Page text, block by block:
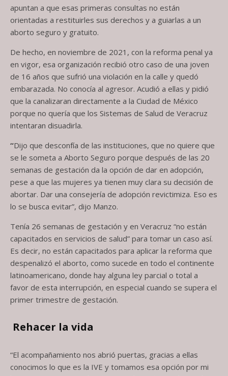
apuntan a que esas primeras consultas no están
orientadas a restituirles sus derechos y a guiarlas a un
aborto seguro y gratuito.
De hecho, en noviembre de 2021, con la reforma penal ya
en vigor, esa organización recibió otro caso de una joven
de 16 años que sufrió una violación en la calle y quedó
embarazada. No conocía al agresor. Acudió a ellas y pidió
que la canalizaran directamente a la Ciudad de México
porque no quería que los Sistemas de Salud de Veracruz
intentaran disuadirla.
“Dijo que desconfía de las instituciones, que no quiere que
se le someta a Aborto Seguro porque después de las 20
semanas de gestación da la opción de dar en adopción,
pese a que las mujeres ya tienen muy clara su decisión de
abortar. Dar una consejería de adopción revictimiza. Eso es
lo se busca evitar”, dijo Manzo.
Tenía 26 semanas de gestación y en Veracruz “no están
capacitados en servicios de salud” para tomar un caso así.
Es decir, no están capacitados para aplicar la reforma que
despenalizó el aborto, como sucede en todo el continente
latinoamericano, donde hay alguna ley parcial o total a
favor de esta interrupción, en especial cuando se supera el
primer trimestre de gestación.
Rehacer la vida
“El acompañamiento nos abrió puertas, gracias a ellas
conocimos lo que es la IVE y tomamos esa opción por mi